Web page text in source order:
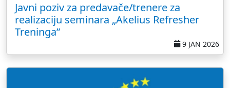
Javni poziv za predavače/trenere za
realizaciju seminara „Akelius Refresher
Treninga”
9 JAN 2026